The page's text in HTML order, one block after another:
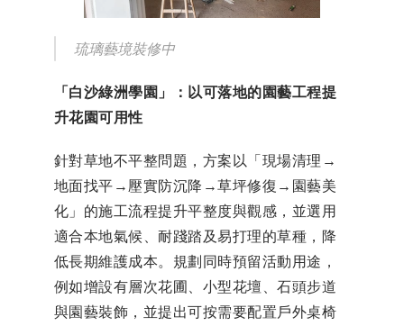
琉璃藝境裝修中
「白沙綠洲學園」：以可落地的園藝工程提
升花園可用性
針對草地不平整問題，方案以「現場清理→
地面找平→壓實防沉降→草坪修復→園藝美
化」的施工流程提升平整度與觀感，並選用
適合本地氣候、耐踐踏及易打理的草種，降
低長期維護成本。規劃同時預留活動用途，
例如增設有層次花圃、小型花壇、石頭步道
與園藝裝飾，並提出可按需要配置戶外桌椅